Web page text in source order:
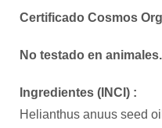
Certificado Cosmos
No testado en
Ingredientes (INCI) :
Helianthus anuus seed